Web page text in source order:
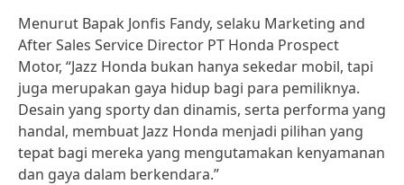
Menurut Bapak Jonfis Fandy, selaku Marketing and
After Sales Service Director PT Honda Prospect
Motor, “Jazz Honda bukan hanya sekedar mobil, tapi
juga merupakan gaya hidup bagi para pemiliknya.
Desain yang sporty dan dinamis, serta performa yang
handal, membuat Jazz Honda menjadi pilihan yang
tepat bagi mereka yang mengutamakan kenyamanan
dan gaya dalam berkendara.”